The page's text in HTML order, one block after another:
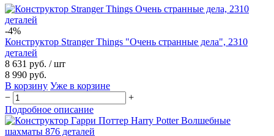
-4%
Конструктор Stranger Things "Очень странные дела", 2310
деталей
8 631 руб. / шт
8 990 руб.
В корзину Уже в корзине
−
+
Подробное описание